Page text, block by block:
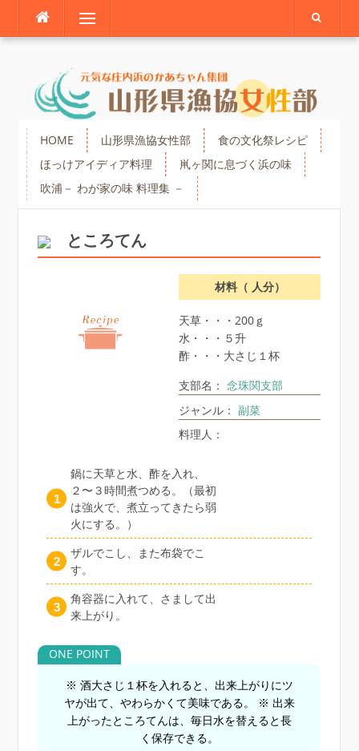
content
Menu
HOME 山形県漁協女性部
食の文化祭レシピ
ほっけアイディア料理
鼡ヶ関に息づく浜の味
吹浦－ わが家の味 料理集 －
ところてん
材料（ 人分）
天草・・・200ｇ
水・・・５升
酢・・・大さじ１杯
支部名：念珠関支部
ジャンル：副菜
料理人：
鍋に天草と水、酢を入れ、
２〜３時間煮つめる。（最初
は強火で、煮立ってきたら弱
火にする。）
ザルでこし、また布袋でこ
す。
角容器に入れて、さまして出
来上がり。
※ 酒大さじ１杯を入れると、出来上がりにツ
ヤが出て、やわらかくて美味である。 ※ 出来
上がったところてんは、毎日水を替えると長
く保存できる。